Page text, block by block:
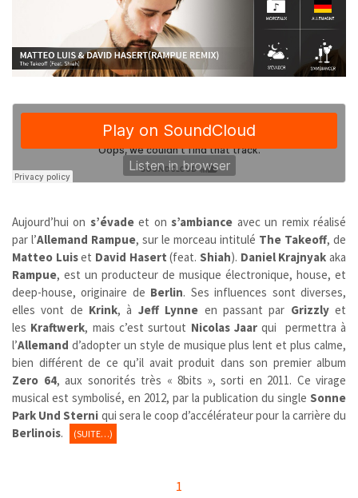
Aujourd’hui on s’évadeet ons’ambiance avec un remix réalisé
par l’Allemand Rampue, sur le morceau intitulé The Takeoff, de
Matteo Luiset David Hasert (feat.Shiah). Daniel Krajnyak aka
Rampue, est un producteur de musique électronique, house, et
deep-house, originaire de Berlin. Ses influences sont diverses,
elles vont de Krink, à Jeff Lynne en passant par Grizzlyet
les Kraftwerk, mais c’est surtout Nicolas Jaarqui permettra à
l’Allemand d’adopter un style de musique plus lent et plus calme,
bien différent de ce qu’il avait produit dans son premier album
Zero 64, aux sonorités très « 8bits », sorti en 2011. Ce virage
musical est symbolisé, en 2012, par la publication du single Sonne
Park Und Sterni qui sera le coop d’accélérateur pour la carrière du
Berlinois. (SUITE…)
1